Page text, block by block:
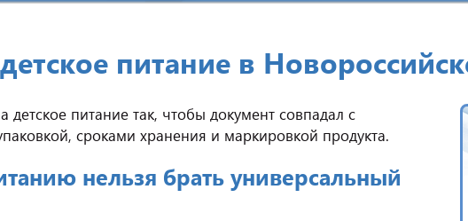
питание в
детское питание так, чтобы документ совпадал с
сроками хранения и маркировкой продукта.
нельзя брать универсальный